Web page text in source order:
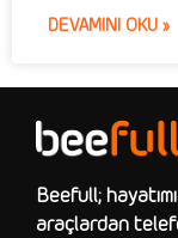
DEVAMINI OKU »
Beefull;
araçlardan